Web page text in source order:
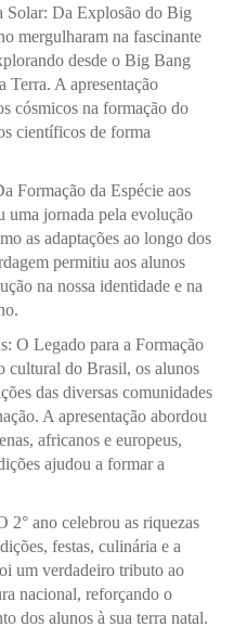
Solar: Da Explosão do Big
mergulharam na fascinante
desde o Big Bang
Terra. A apresentação
cósmicos na formação do
científicos de forma
Formação da Espécie aos
uma jornada pela evolução
as adaptações ao longo dos
permitiu aos alunos
na nossa identidade e na
O Legado para a Formação
cultural do Brasil, os alunos
das diversas comunidades
A apresentação abordou
africanos e europeus,
ajudou a formar a
2° ano celebrou as riquezas
festas, culinária e a
um verdadeiro tributo ao
nacional, reforçando o
dos alunos à sua terra natal.